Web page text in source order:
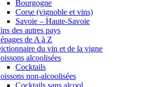
Bourgogne
Corse (vignoble et vins)
Savoie – Haute-Savoie
des autres pays
de A à Z
du vin et de la vigne
alcoolisées
Cocktails
non-alcoolisées